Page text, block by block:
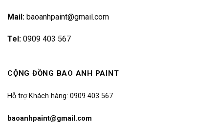
Mail: baoanhpaint@gmail.com
Tel: 0909 403 567
CỘNG ĐỒNG BAO ANH PAINT
Hỗ trợ Khách hàng: 0909 403 567
baoanhpaint@gmail.com